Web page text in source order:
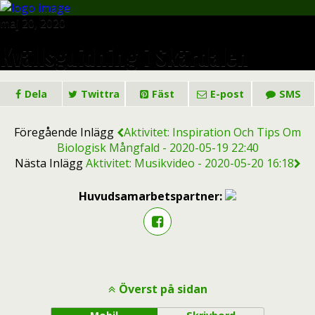
maj 20, 2020
Kvällsguidning i Skärdalen
Dela Twittra Fäst E-post SMS
Föregående Inlägg
Aktivitet: Inspiration Och Tips Om
Biologisk Mångfald - 2020-05-19 22:40
Nästa InläggAktivitet: Musikvideo - 2020-05-20 16:18
Huvudsamarbetspartner:
Överst på sidan